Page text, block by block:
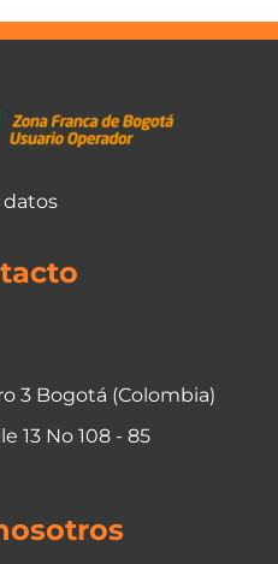
3 Bogotá (Colombia)
13 No 108 - 85